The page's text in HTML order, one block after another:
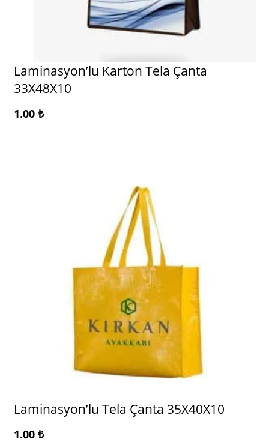
Laminasyon’lu Karton Tela Çanta
33X48X10
1.00 ₺
Laminasyon’lu Tela Çanta 35X40X10
1.00 ₺